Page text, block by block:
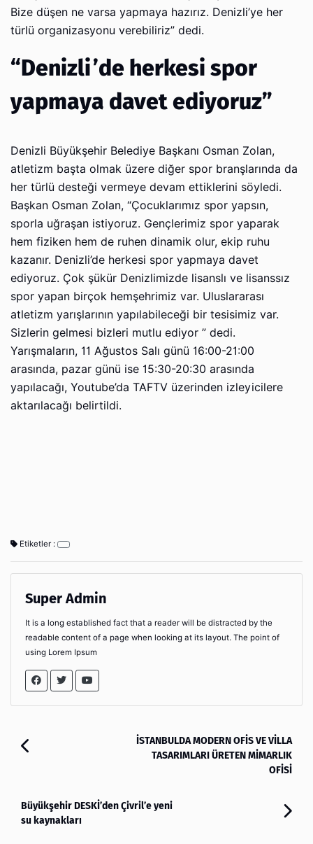
Bize düşen ne varsa yapmaya hazırız. Denizli’ye her
türlü organizasyonu verebiliriz” dedi.
“Denizli’de herkesi spor
yapmaya davet ediyoruz”
Denizli Büyükşehir Belediye Başkanı Osman Zolan,
atletizm başta olmak üzere diğer spor branşlarında da
her türlü desteği vermeye devam ettiklerini söyledi.
Başkan Osman Zolan, “Çocuklarımız spor yapsın,
sporla uğraşan istiyoruz. Gençlerimiz spor yaparak
hem fiziken hem de ruhen dinamik olur, ekip ruhu
kazanır. Denizli’de herkesi spor yapmaya davet
ediyoruz. Çok şükür Denizlimizde lisanslı ve lisanssız
spor yapan birçok hemşehrimiz var. Uluslararası
atletizm yarışlarının yapılabileceği bir tesisimiz var.
Sizlerin gelmesi bizleri mutlu ediyor ” dedi.
Yarışmaların, 11 Ağustos Salı günü 16:00-21:00
arasında, pazar günü ise 15:30-20:30 arasında
yapılacağı, Youtube’da TAFTV üzerinden izleyicilere
aktarılacağı belirtildi.
Etiketler :
Super Admin
It is a long established fact that a reader will be distracted by the
readable content of a page when looking at its layout. The point of
using Lorem Ipsum
İSTANBULDA MODERN OFİS VE VİLLA
TASARIMLARI ÜRETEN MİMARLIK
OFİSİ
Büyükşehir DESKİ’den Çivril’e yeni
su kaynakları